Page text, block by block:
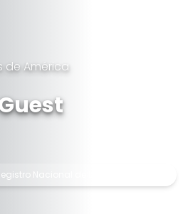
de América
Nacional de Lugares Históricos